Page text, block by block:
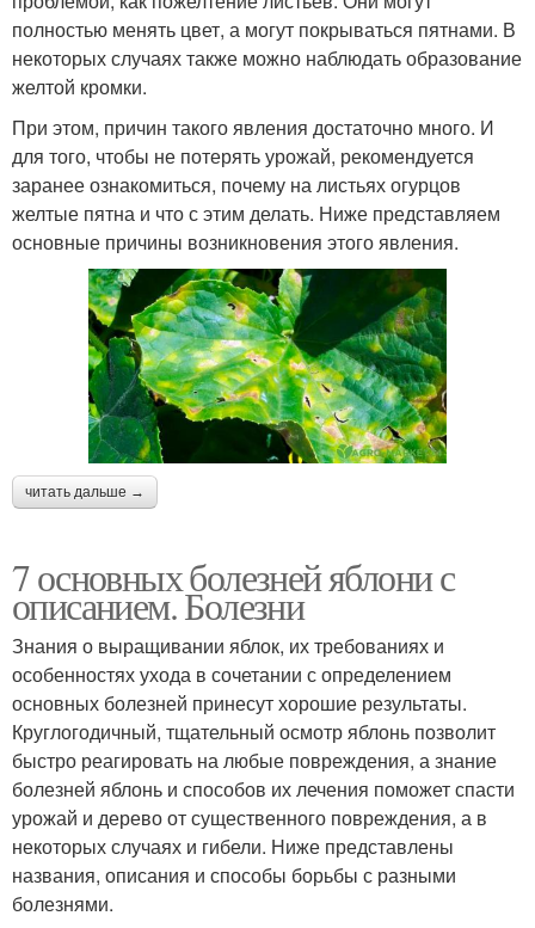
полностью менять цвет, а могут покрываться пятнами. В
некоторых случаях также можно наблюдать образование
желтой кромки.
При этом, причин такого явления достаточно много. И
для того, чтобы не потерять урожай, рекомендуется
заранее ознакомиться, почему на листьях огурцов
желтые пятна и что с этим делать. Ниже представляем
основные причины возникновения этого явления.
читать дальше →
7 основных болезней яблони с
описанием. Болезни
Знания о выращивании яблок, их требованиях и
особенностях ухода в сочетании с определением
основных болезней принесут хорошие результаты.
Круглогодичный, тщательный осмотр яблонь позволит
быстро реагировать на любые повреждения, а знание
болезней яблонь и способов их лечения поможет спасти
урожай и дерево от существенного повреждения, а в
некоторых случаях и гибели. Ниже представлены
названия, описания и способы борьбы с разными
болезнями.